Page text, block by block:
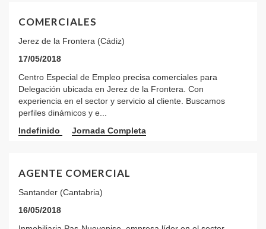
COMERCIALES
Jerez de la Frontera (Cádiz)
17/05/2018
Centro Especial de Empleo precisa comerciales para
Delegación ubicada en Jerez de la Frontera. Con
experiencia en el sector y servicio al cliente. Buscamos
perfiles dinámicos y e...
Indefinido
Jornada Completa
AGENTE COMERCIAL
Santander (Cantabria)
16/05/2018